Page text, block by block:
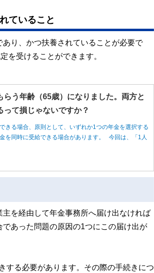
ていること
り、かつ扶養されていることが必要で
を受けることができます。
う年齢（65歳）になりました。両方と
って損じゃないですか？
きる場合、原則として、いずれか1つの年金を選択する
を同時に受給できる場合があります。 今回は、「1人
を経由して年金事務所へ届け出なければ
あった問題の原因の1つにこの届け出が
する必要があります。その際の手続きにつ